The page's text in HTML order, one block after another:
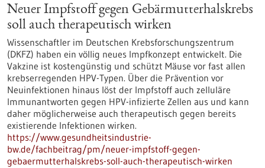
Neuer Impfstoff gegen Gebärmutterhalskrebs
soll auch therapeutisch wirken
Wissenschaftler im Deutschen Krebsforschungszentrum
(DKFZ) haben ein völlig neues Impfkonzept entwickelt. Die
Vakzine ist kostengünstig und schützt Mäuse vor fast allen
krebserregenden HPV-Typen. Über die Prävention vor
Neuinfektionen hinaus löst der Impfstoff auch zelluläre
Immunantworten gegen HPV-infizierte Zellen aus und kann
daher möglicherweise auch therapeutisch gegen bereits
existierende Infektionen wirken.
https://www.gesundheitsindustrie-
bw.de/fachbeitrag/pm/neuer-impfstoff-gegen-
gebaermutterhalskrebs-soll-auch-therapeutisch-wirken